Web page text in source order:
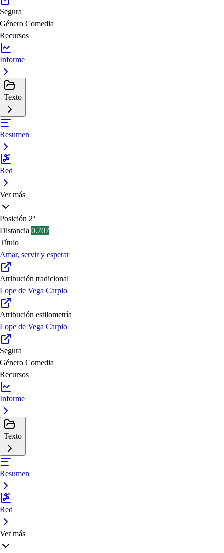
Segura
Género Comedia
Recursos
Informe
Texto
Resumen
Red
Ver más
Posición 2ª
Distancia 0.707
Título
Amar, servir y esperar
Atribución tradicional
Lope de Vega Carpio
Atribución estilometría
Lope de Vega Carpio
Segura
Género Comedia
Recursos
Informe
Texto
Resumen
Red
Ver más